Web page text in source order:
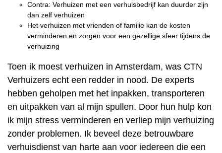
Contra: Verhuizen met een verhuisbedrijf kan duurder zijn
dan zelf verhuizen
Het verhuizen met vrienden of familie kan de kosten
verminderen en zorgen voor een gezellige sfeer tijdens de
verhuizing
Toen ik moest verhuizen in Amsterdam, was CTN
Verhuizers echt een redder in nood. De experts
hebben geholpen met het inpakken, transporteren
en uitpakken van al mijn spullen. Door hun hulp kon
ik mijn stress verminderen en verliep mijn verhuizing
zonder problemen. Ik beveel deze betrouwbare
verhuisdienst van harte aan voor iedereen die een